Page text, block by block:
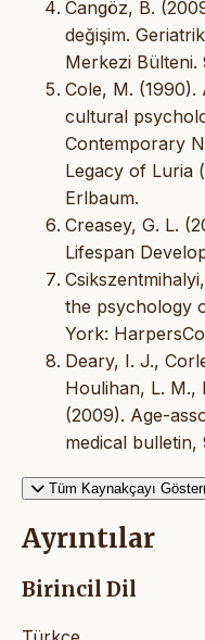
Cangöz, B.
değişim.
Merkezi Bülteni.
Cole, M. (1990).
cultural
Contemporary
Legacy of Luria
Erlbaum.
Creasey, G. L.
Lifespan
the psychology
York:
Deary, I. J.,
Houlihan, L. M.,
(2009). Age-
medical bulletin,
Tüm Kaynakçayı
Ayrıntılar
Birincil Dil